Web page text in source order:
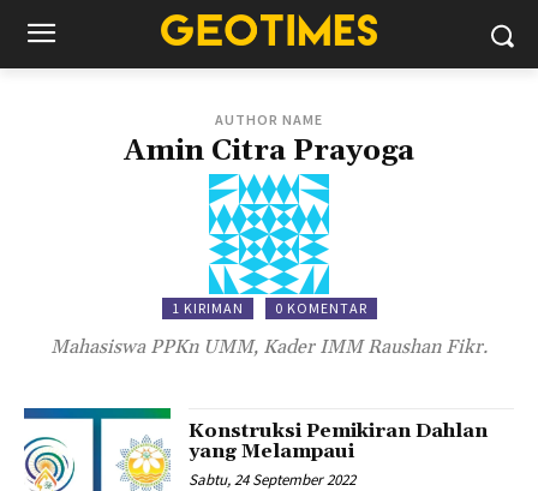
AUTHOR NAME
Amin Citra Prayoga
1 KIRIMAN 0 KOMENTAR
Mahasiswa PPKn UMM, Kader IMM Raushan Fikr.
Konstruksi Pemikiran Dahlan
yang Melampaui
Sabtu, 24 September 2022